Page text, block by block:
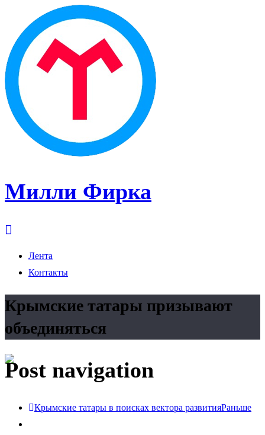
Милли Фирка
Лента
Контакты
Крымские татары призывают
объединяться
Post navigation
Крымские татары в поисках вектора развитияРаньше